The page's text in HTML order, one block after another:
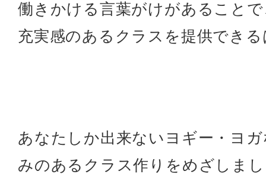
働きかける言葉がけがあること
充実感のあるクラスを提供でき
あなたしか出来ないヨギー・ヨ
みのあるクラス作りをめざしま